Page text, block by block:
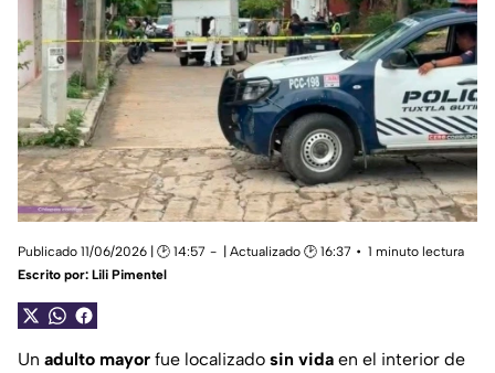
Publicado 11/06/2026 | 🕑 14:57 | Actualizado 🕑 16:37
1 minuto lectura
Escrito por: Lili Pimentel
Un adulto mayor fue localizado sin vida en el interior de